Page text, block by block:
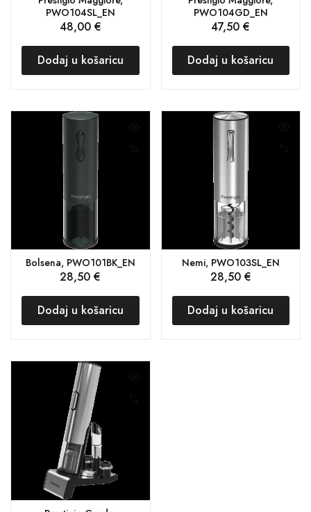
PWO104SL_EN
48,00 €
Dodaj u košaricu
PWO104GD_EN
47,50€
Dodaj u košaricu
Bolsena, PWO101BK_EN
28,50€
Dodaj u košaricu
Nemi, PWO103SL_EN
28,50 €
Dodaj u košaricu